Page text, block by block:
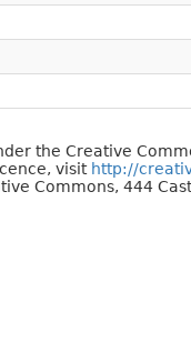
the Creative
visit http://
Commons, 444